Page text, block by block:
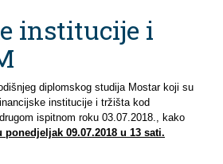
institucije i
diplomskog studija Mostar koji su
institucije i tržišta kod
ispitnom roku 03.07.2018., kako
ponedjeljak 09.07.2018 u 13 sati.